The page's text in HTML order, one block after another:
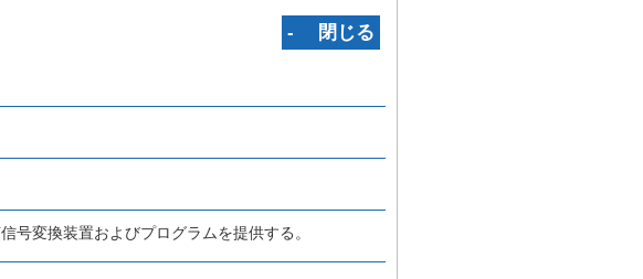
‐ 閉じる
号変換装置およびプログラムを提供する。